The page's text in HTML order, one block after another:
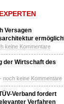
Versagen
keine Kommentare
der Wirtschaft des
noch keine Kommentare
Verband fordert
Verfahren